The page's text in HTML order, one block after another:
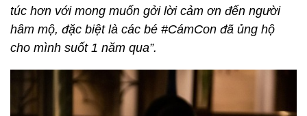
túc hơn với mong muốn gởi lời cảm ơn đến người
hâm mộ, đặc biệt là các bé #CámCon đã ủng hộ
cho mình suốt 1 năm qua”.